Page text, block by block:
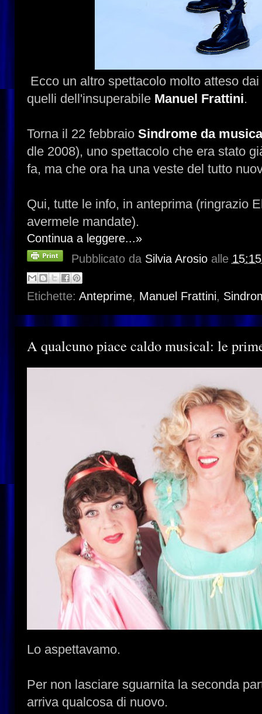
Ecco un altro spettacolo molto atteso
quelli dell'insuperabile Manuel Frattini.
Torna il 22 febbraio Sindrome da
dle 2008), uno spettacolo che era stato
fa, ma che ora ha una veste del tutto
Qui, tutte le info, in anteprima (ringrazio
avermele mandate).
Continua a leggere...»
Pubblicato da Silvia Arosio alle
Etichette: Anteprime, Manuel Frattini,
A qualcuno piace caldo musical: le
Lo aspettavamo.
Per non lasciare sguarnita la seconda
arriva qualcosa di nuovo.